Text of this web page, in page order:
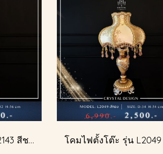
โคมไฟตั้งโต๊ะ รุ่น L2143 สีชมพู (ตั้งโต๊ะ)